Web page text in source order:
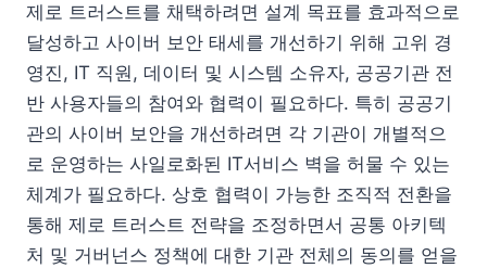
제로 트러스트를 채택하려면 설계 목표를 효과적으로
달성하고 사이버 보안 태세를 개선하기 위해 고위 경
영진, IT 직원, 데이터 및 시스템 소유자, 공공기관 전
반 사용자들의 참여와 협력이 필요하다. 특히 공공기
관의 사이버 보안을 개선하려면 각 기관이 개별적으
로 운영하는 사일로화된 IT서비스 벽을 허물 수 있는
체계가 필요하다. 상호 협력이 가능한 조직적 전환을
통해 제로 트러스트 전략을 조정하면서 공통 아키텍
처 및 거버넌스 정책에 대한 기관 전체의 동의를 얻을